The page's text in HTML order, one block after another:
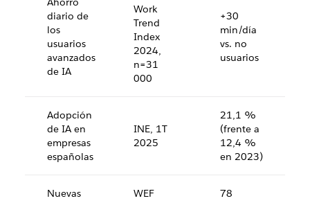
diario de
los
usuarios
avanzados
de IA
Work
Trend
Index
2024,
n=31
000
+30
min/día
vs. no
usuarios
Adopción
de IA en
empresas
españolas
INE, 1T
2025
21,1 %
(frente a
12,4 %
en 2023)
Nuevas
WEF
78